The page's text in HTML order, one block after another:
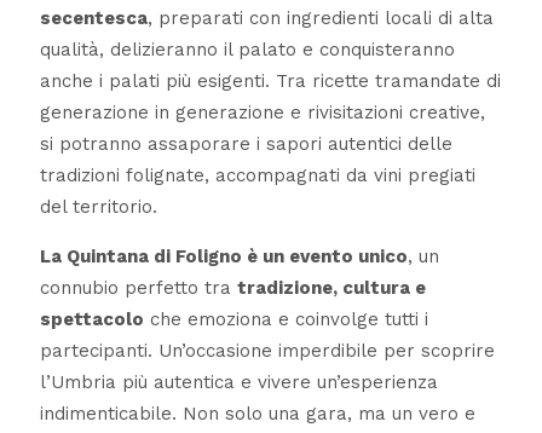
secentesca, preparati con ingredienti locali di alta
qualità, delizieranno il palato e conquisteranno
anche i palati più esigenti. Tra ricette tramandate di
generazione in generazione e rivisitazioni creative,
si potranno assaporare i sapori autentici delle
tradizioni folignate, accompagnati da vini pregiati
del territorio.
La Quintana di Foligno è un evento unico, un
connubio perfetto tra tradizione, cultura e
spettacolo che emoziona e coinvolge tutti i
partecipanti. Un’occasione imperdibile per scoprire
l’Umbria più autentica e vivere un’esperienza
indimenticabile. Non solo una gara, ma un vero e